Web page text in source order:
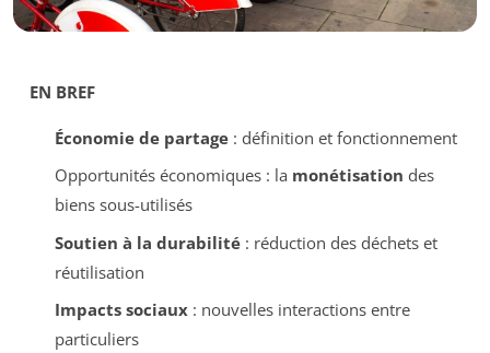
EN BREF
Économie de partage: définition et fonctionnement
Opportunités économiques : la monétisation des
biens sous-utilisés
Soutien à la durabilité: réduction des déchets et
réutilisation
Impacts sociaux: nouvelles interactions entre
particuliers